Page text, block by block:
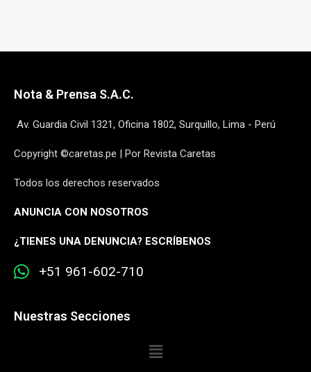
Nota & Prensa S.A.C.
Av. Guardia Civil 1321, Oficina 1802, Surquillo, Lima - Perú
Copyright ©caretas.pe | Por Revista Caretas
Todos los derechos reservados
ANUNCIA CON NOSOTROS
¿TIENES UNA DENUNCIA? ESCRÍBENOS
+51 961-602-710
Nuestras Secciones